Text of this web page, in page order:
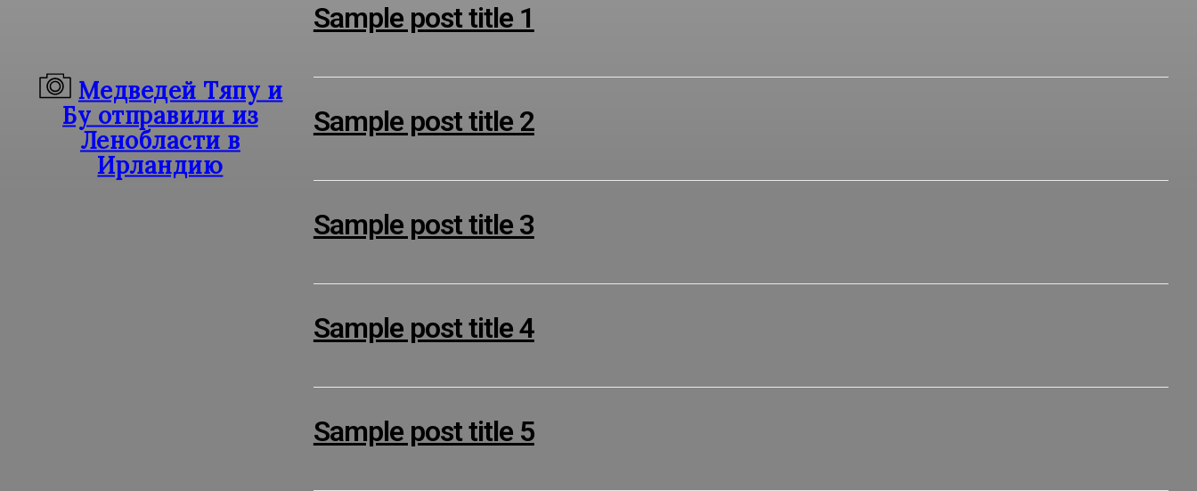
Медведей Тяпу и
Бу отправили из
Ленобласти в
Ирландию
Sample post title 1
Sample post title 2
Sample post title 3
Sample post title 4
Sample post title 5